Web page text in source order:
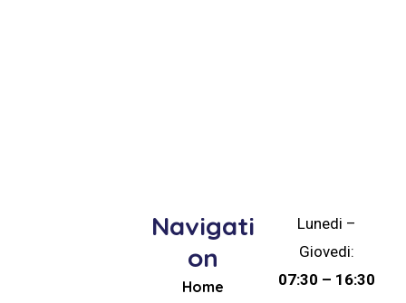
Navigati
on
Home
Lunedi –
Giovedi:
07:30 – 16:30